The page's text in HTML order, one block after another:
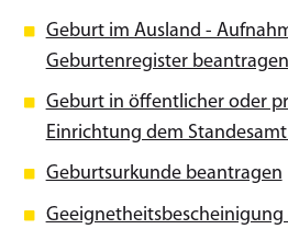
Geburt im Ausland -
Geburtenregister beantragen
Geburt in öffentlicher oder
Einrichtung dem
Geburtsurkunde beantragen